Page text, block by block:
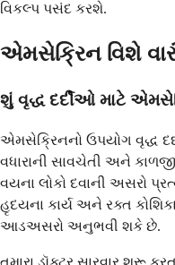
વિકલ્પ પસંદ કરશે.
એમસેક્રિન વિશે
શું વૃદ્ધ દર્દીઓ માટે
એમસેક્રિનનો ઉપયોગ વૃદ્ધ
વધારાની સાવચેતી અને
વયના લોકો દવાની અસરો
હૃદયના કાર્ય અને રક્ત
આડઅસરો અનુભવી શકે છે.
તમારા ડૉક્ટર સારવાર શરૂ